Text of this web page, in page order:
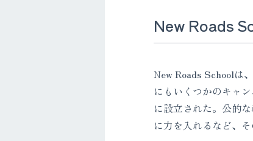
New Roads
New Roads Schoolは
にもいくつかのキャ
に設立された。公的
に力を入れるなど、